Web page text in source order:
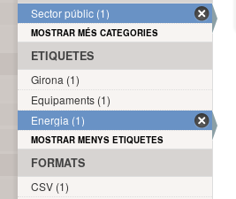
Sector públic (1)
MOSTRAR MÉS CATEGORIES
ETIQUETES
Girona (1)
Equipaments (1)
Energia (1)
MOSTRAR MENYS ETIQUETES
FORMATS
CSV (1)